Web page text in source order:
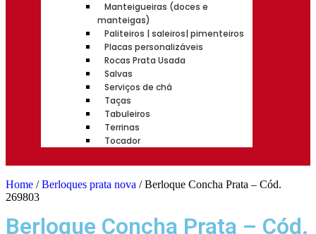
Manteigueiras (doces e
manteigas)
Paliteiros | saleiros| pimenteiros
Placas personalizáveis
Rocas Prata Usada
Salvas
Serviços de chá
Taças
Tabuleiros
Terrinas
Tocador
Home /Berloques prata nova / Berloque Concha Prata – Cód.
269803
Berloque Concha Prata – Cód.